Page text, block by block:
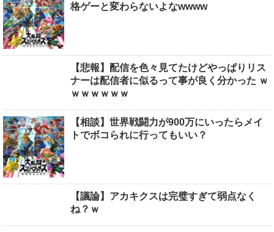
格ゲーと変わらないよなwwww
【悲報】配信を色々見てたけどやっぱりリス
ナーは配信者に似るって事が良く分かった ｗ
ｗｗｗｗｗｗ
【相談】世界戦闘力が900万にいったらメイ
トでボコられに行ってもいい？
【議論】アカキクスは完璧すぎて弱点なく
ね？ｗ